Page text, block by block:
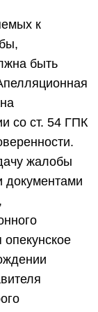
к
быть
со ст. 54 ГПК
жалобы
документами
опекунское